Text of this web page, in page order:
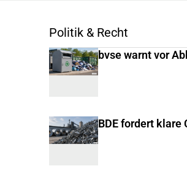
Politik & Recht
bvse warnt vor
BDE fordert klare